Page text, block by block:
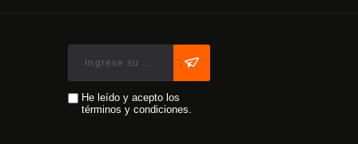
He leído y acepto los
términos y condiciones.